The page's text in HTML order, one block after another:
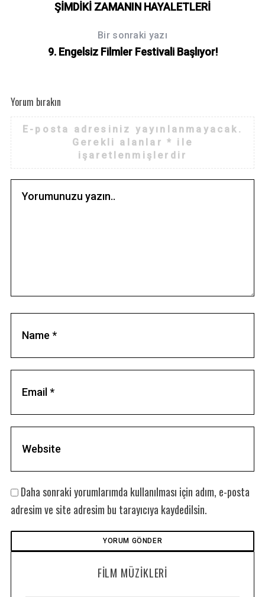
ŞİMDİKİ ZAMANIN HAYALETLERİ
Bir sonraki yazı
9. Engelsiz Filmler Festivali Başlıyor!
Yorum bırakın
E-posta adresiniz yayınlanmayacak.
Gerekli alanlar* ile
işaretlenmişlerdir
Daha sonraki yorumlarımda kullanılması için adım, e-posta
adresim ve site adresim bu tarayıcıya kaydedilsin.
FILM MÜZIKLERI